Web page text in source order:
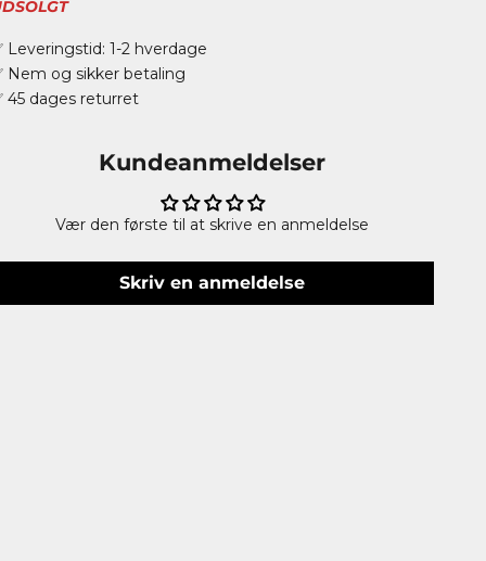
Leveringstid: 1-2 hverdage
Nem og sikker betaling
45 dages returret
Kundeanmeldelser
Vær den første til at skrive en anmeldelse
Skriv en anmeldelse